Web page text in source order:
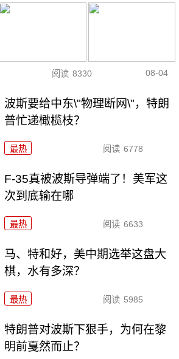
阅读 8330 08-04
波斯要给中东\"物理断网\"，特朗
普忙递橄榄枝？
最热 阅读 6778
F-35真被波斯导弹端了！美军这
次到底输在哪
最热 阅读 6633
马、特和好，美中期选举这盘大
棋，水有多深？
最热 阅读 5985
特朗普对波斯下狠手，为何在黎
明前戛然而止？